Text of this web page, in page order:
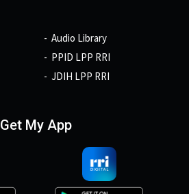
Audio Library
PPID LPP RRI
JDIH LPP RRI
Get My App